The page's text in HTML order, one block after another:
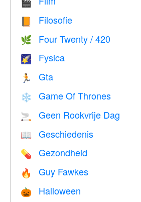
🎬
📙 Filosofie
🌿 Four Twenty / 420
🌠 Fysica
🏃 Gta
❄️ Game Of Thrones
🚬 Geen Rookvrije Dag
📖 Geschiedenis
💊 Gezondheid
🔥 Guy Fawkes
🎃 Halloween